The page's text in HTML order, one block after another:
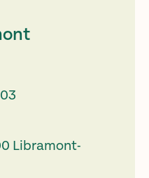
Libramont-